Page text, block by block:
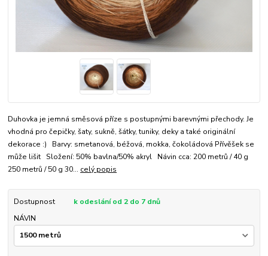
Duhovka je jemná směsová příze s postupnými barevnými přechody. Je
vhodná pro čepičky, šaty, sukně, šátky, tuniky, deky a také originální
dekorace :) Barvy: smetanová, béžová, mokka, čokoládová Přívěšek se
může lišit Složení: 50% bavlna/50% akryl Návin cca: 200 metrů / 40 g
250 metrů / 50 g 30... celý popis
Dostupnost
k odeslání od 2 do 7 dnů
NÁVIN